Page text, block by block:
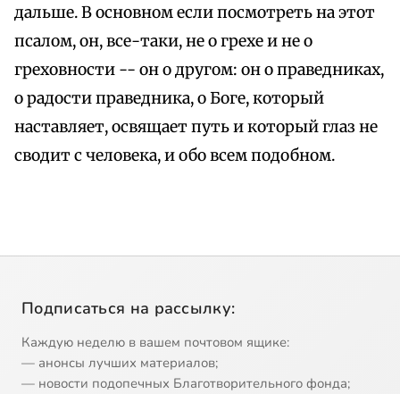
дальше. В основном если посмотреть на этот
псалом, он, все-таки, не о грехе и не о
греховности -- он о другом: он о праведниках,
о радости праведника, о Боге, который
наставляет, освящает путь и который глаз не
сводит с человека, и обо всем подобном.
Подписаться на рассылку:
Каждую неделю в вашем почтовом ящике:
— анонсы лучших материалов;
— новости подопечных Благотворительного фонда;